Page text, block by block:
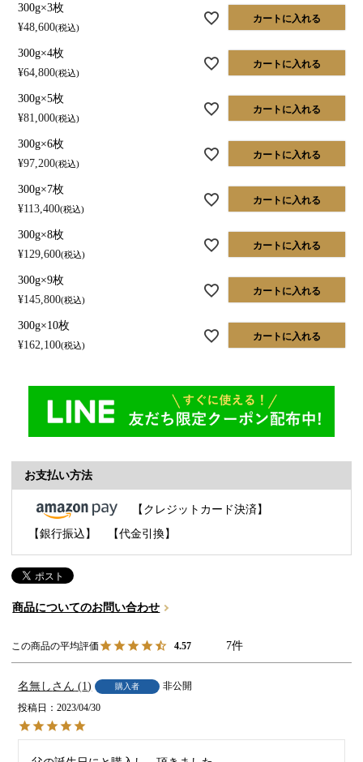
300g×3枚
¥48,600 税込
カートに入れる
300g×4枚
¥64,800 税込
カートに入れる
300g×5枚
¥81,000 税込
カートに入れる
300g×6枚
¥97,200 税込
カートに入れる
300g×7枚
¥113,400 税込
カートに入れる
300g×8枚
¥129,600 税込
カートに入れる
300g×9枚
¥145,800 税込
カートに入れる
300g×10枚
¥162,100 税込
カートに入れる
お支払い方法
【クレジットカード決済】
【銀行振込】
【代金引換】
商品についてのお問い合わせ
4.57 7
名無し 1 購入者
非公開
投稿日
2023/04/30